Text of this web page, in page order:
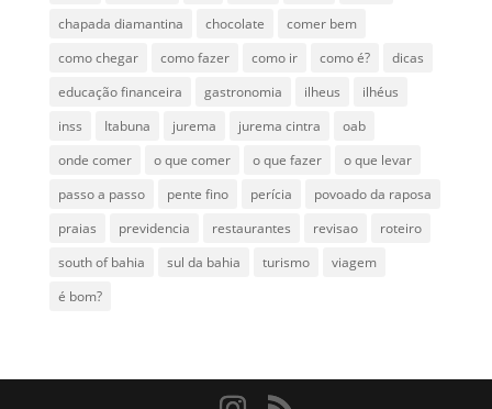
chapada diamantina
chocolate
comer bem
como chegar
como fazer como ir como é?
dicas
educação financeira
gastronomia ilheus
ilhéus
inss
Itabuna jurema jurema cintra
oab
onde comer
o que comer o que fazer
o que levar
passo a passo
pente fino perícia
povoado da raposa
praias
previdencia restaurantes revisao
roteiro
south of bahia
sul da bahia turismo
viagem
é bom?